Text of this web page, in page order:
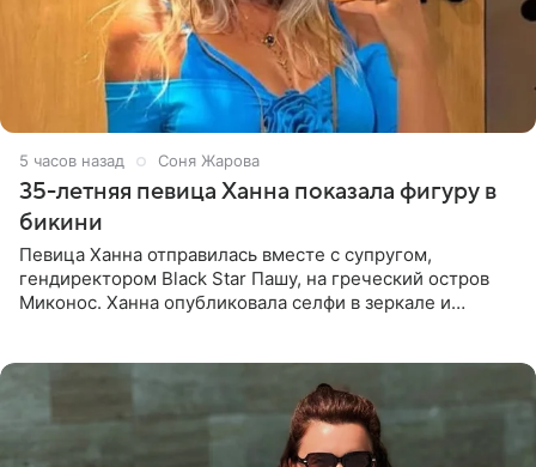
5 часов назад Соня Жарова
35-летняя певица Ханна показала фигуру в
бикини
Певица Ханна отправилась вместе с супругом,
гендиректором Black Star Пашу, на греческий остров
Миконос. Ханна опубликовала селфи в зеркале и